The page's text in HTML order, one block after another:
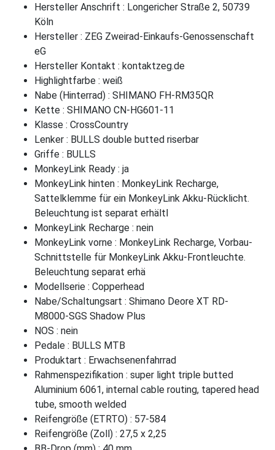
Hersteller Anschrift : Longericher Straße 2, 50739
Köln
Hersteller : ZEG Zweirad-Einkaufs-Genossenschaft
eG
Hersteller Kontakt : kontaktzeg.de
Highlightfarbe : weiß
Nabe (Hinterrad) : SHIMANO FH-RM35QR
Kette : SHIMANO CN-HG601-11
Klasse : CrossCountry
Lenker : BULLS double butted riserbar
Griffe : BULLS
MonkeyLink Ready : ja
MonkeyLink hinten : MonkeyLink Recharge,
Sattelklemme für ein MonkeyLink Akku-Rücklicht.
Beleuchtung ist separat erhältl
MonkeyLink Recharge : nein
MonkeyLink vorne : MonkeyLink Recharge, Vorbau-
Schnittstelle für MonkeyLink Akku-Frontleuchte.
Beleuchtung separat erhä
Modellserie : Copperhead
Nabe/Schaltungsart : Shimano Deore XT RD-
M8000-SGS Shadow Plus
NOS : nein
Pedale : BULLS MTB
Produktart : Erwachsenenfahrrad
Rahmenspezifikation : super light triple butted
Aluminium 6061, internal cable routing, tapered head
tube, smooth welded
Reifengröße (ETRTO) : 57-584
Reifengröße (Zoll) : 27,5 x 2,25